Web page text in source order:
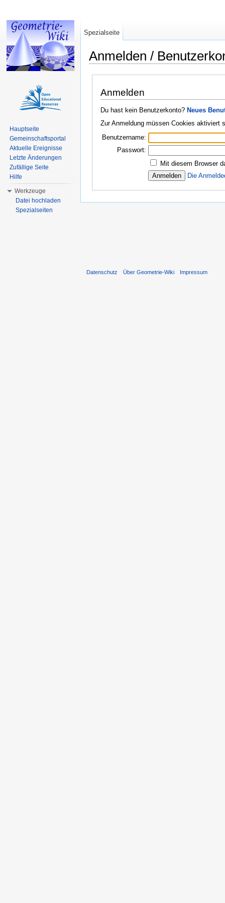
Anmelden /
Anmelden
Du hast kein Benutzerkonto? Neues
Zur Anmeldung müssen Cookies aktiviert
Benutzername:
Passwort:
Mit diesem Browser
Die
Spezialseite
Hauptseite
Gemeinschaftsportal
Aktuelle Ereignisse
Letzte Änderungen
Zufällige Seite
Hilfe
Werkzeuge
Datei hochladen
Spezialseiten
Datenschutz Über Geometrie-Wiki Impressum